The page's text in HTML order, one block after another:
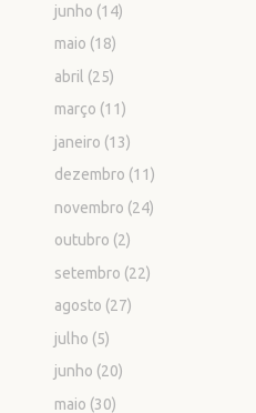
junho (14)
maio (18)
abril (25)
março (11)
janeiro (13)
dezembro (11)
novembro (24)
outubro (2)
setembro (22)
agosto (27)
julho (5)
junho (20)
maio (30)